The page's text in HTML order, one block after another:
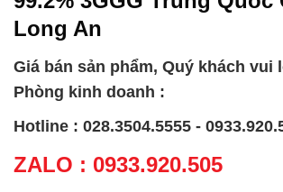
Long An
Giá bán sản phẩm, Quý khách vui
Phòng kinh doanh :
Hotline : 028.3504.5555 -
ZALO : 0933.920.505